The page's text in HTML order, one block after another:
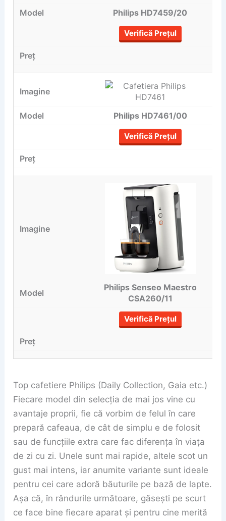
Philips HD7459/20
Verifică Prețul
Philips HD7461/00
Verifică Prețul
Philips Senseo Maestro
CSA260/11
Verifică Prețul
Top cafetiere Philips (Daily Collection, Gaia etc.)
Fiecare model din selecția de mai jos vine cu
avantaje proprii, fie că vorbim de felul în care
prepară cafeaua, de cât de simplu e de folosit
sau de funcțiile extra care fac diferența în viața
de zi cu zi. Unele sunt mai rapide, altele scot un
gust mai intens, iar anumite variante sunt ideale
pentru cei care adoră băuturile pe bază de lapte.
Așa că, în rândurile următoare, găsești pe scurt
ce face bine fiecare aparat și pentru cine merită